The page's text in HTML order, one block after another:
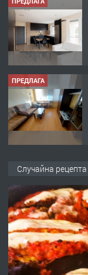
ПРЕДЛАГА
ПРЕДЛАГА
Случайна рецепта